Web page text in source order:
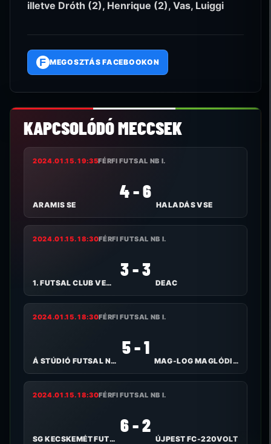
illetve Dróth (2), Henrique (2), Vas, Luiggi
F MEGOSZTÁS FACEBOOKON
KAPCSOLÓDÓ MECCSEK
2024.01.15. 19:35FÉRFI FUTSAL NB I.
ARAMIS SE
4 - 6
HALADÁS VSE
2024.01.15. 18:30FÉRFI FUTSAL NB I.
1. FUTSAL CLUB VESZPRÉM
3 - 3
DEAC
2024.01.15. 18:30FÉRFI FUTSAL NB I.
Á STÚDIÓ FUTSAL NYÍREGYHÁZA
5 - 1
MAG-LOG MAGLÓDI TC
2024.01.15. 18:30FÉRFI FUTSAL NB I.
SG KECSKEMÉT FUTSAL
6 - 2
ÚJPEST FC-220VOLT